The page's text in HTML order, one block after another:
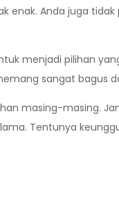
enak. Anda juga
menjadi pilihan
sangat bagus
masing-masing.
Tentunya